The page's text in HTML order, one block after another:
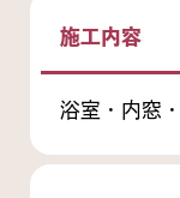
施工内容
浴室・内窓